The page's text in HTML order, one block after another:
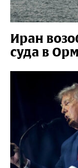
Иран
суда в